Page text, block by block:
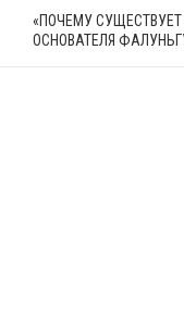
«ПОЧЕМУ СУЩЕСТВУЕТ
ОСНОВАТЕЛЯ